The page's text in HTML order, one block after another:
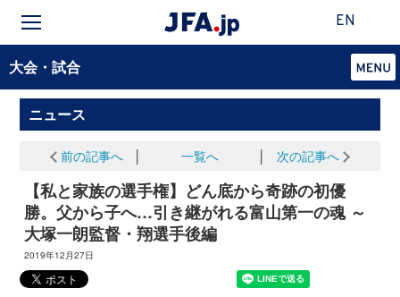
EN
大会・試合
ニュース
前の記事へ 一覧へ 次の記事へ
【私と家族の選手権】どん底から奇跡の初優
勝。父から子へ…引き継がれる富山第一の魂 ～
大塚一朗監督・翔選手後編
2019年12月27日